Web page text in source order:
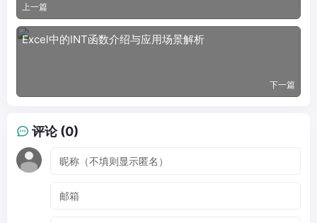
上一篇
Excel中的INT函数介绍与应用场景解析
下一篇
评论 (0)